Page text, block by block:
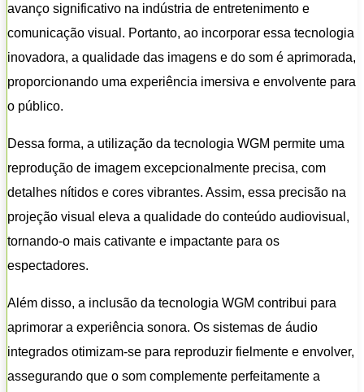
avanço significativo na indústria de entretenimento e
comunicação visual. Portanto, ao incorporar essa tecnologia
inovadora, a qualidade das imagens e do som é aprimorada,
proporcionando uma experiência imersiva e envolvente para
o público.
Dessa forma, a utilização da tecnologia WGM permite uma
reprodução de imagem excepcionalmente precisa, com
detalhes nítidos e cores vibrantes. Assim, essa precisão na
projeção visual eleva a qualidade do conteúdo audiovisual,
tornando-o mais cativante e impactante para os
espectadores.
Além disso, a inclusão da tecnologia WGM contribui para
aprimorar a experiência sonora. Os sistemas de áudio
integrados otimizam-se para reproduzir fielmente e envolver,
assegurando que o som complemente perfeitamente a